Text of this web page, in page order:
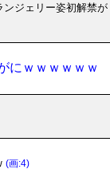
ンジェリー姿初解禁が
にｗｗｗｗｗｗ
(画:4)